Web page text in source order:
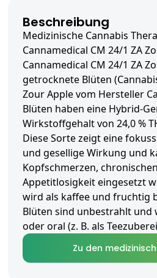
Beschreibung
Medizinische Cannabis
Cannamedical CM 24/1 ZA
Cannamedical CM 24/1 ZA
getrocknete Blüten
Zour Apple vom Hersteller
Blüten haben eine Hybrid-
Wirkstoffgehalt von 24,0 %
Diese Sorte zeigt eine
und gesellige Wirkung und
Kopfschmerzen,
Appetitlosigkeit eingesetzt
wird als kaffee und fruchtig
Blüten sind unbestrahlt und
oder oral (z. B. als
Zu den